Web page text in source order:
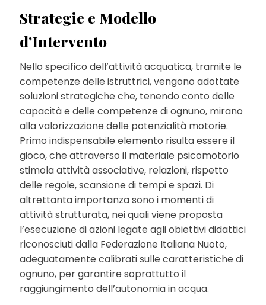
Strategie e Modello
d’Intervento
Nello specifico dell’attività acquatica, tramite le
competenze delle istruttrici, vengono adottate
soluzioni strategiche che, tenendo conto delle
capacità e delle competenze di ognuno, mirano
alla valorizzazione delle potenzialità motorie.
Primo indispensabile elemento risulta essere il
gioco, che attraverso il materiale psicomotorio
stimola attività associative, relazioni, rispetto
delle regole, scansione di tempi e spazi. Di
altrettanta importanza sono i momenti di
attività strutturata, nei quali viene proposta
l’esecuzione di azioni legate agli obiettivi didattici
riconosciuti dalla Federazione Italiana Nuoto,
adeguatamente calibrati sulle caratteristiche di
ognuno, per garantire soprattutto il
raggiungimento dell’autonomia in acqua.